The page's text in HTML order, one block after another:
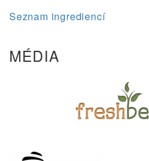
Seznam ingrediencí
MÉDIA